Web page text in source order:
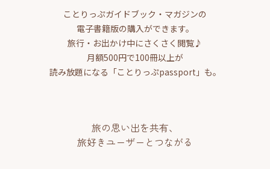
ことりっぷガイドブック・マガジンの
電子書籍版の購入ができます。
旅行・お出かけ中にさくさく閲覧♪
月額500円で100冊以上が
読み放題になる「ことりっぷpassport」も。
旅の思い出を共有、
旅好きユーザーとつながる